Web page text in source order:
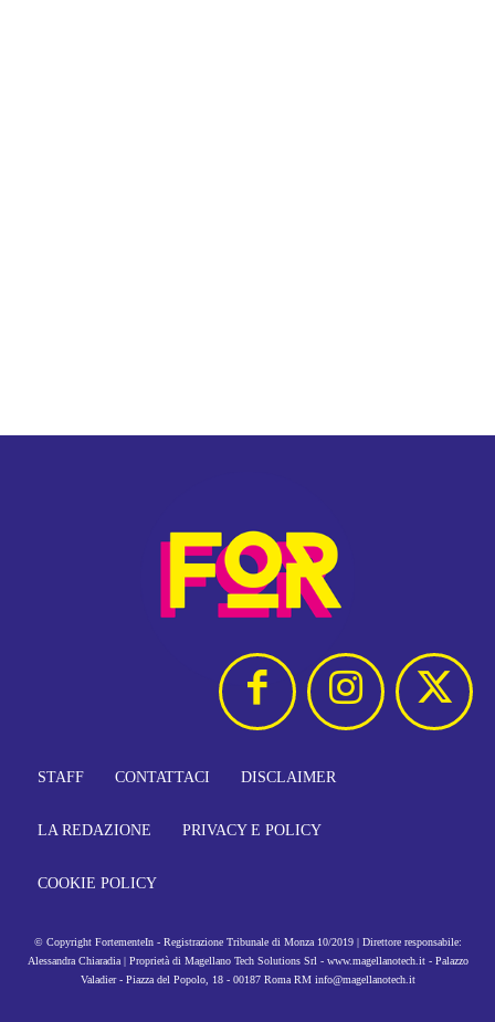
STAFF CONTATTACI DISCLAIMER
LA REDAZIONE PRIVACY E POLICY
COOKIE POLICY
© Copyright FortementeIn - Registrazione Tribunale di Monza 10/2019 | Direttore responsabile:
Alessandra Chiaradia | Proprietà di Magellano Tech Solutions Srl - www.magellanotech.it - Palazzo
Valadier - Piazza del Popolo, 18 - 00187 Roma RM info@magellanotech.it